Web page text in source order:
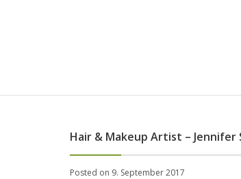
Hair & Makeup Artist – Jennifer
Posted on 9. September 2017